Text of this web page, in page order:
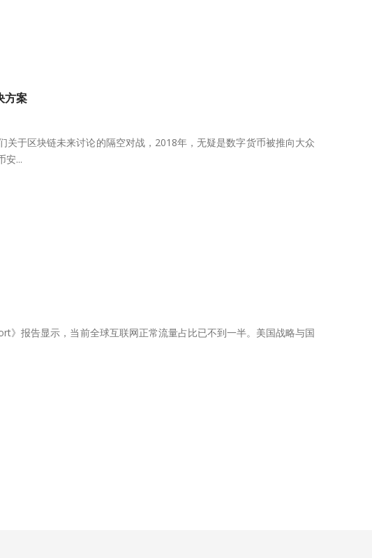
方案
关于区块链未来讨论的隔空对战，2018年，无疑是数字货币被推向大众
安...
报告显示，当前全球互联网正常流量占比已不到一半。美国战略与国